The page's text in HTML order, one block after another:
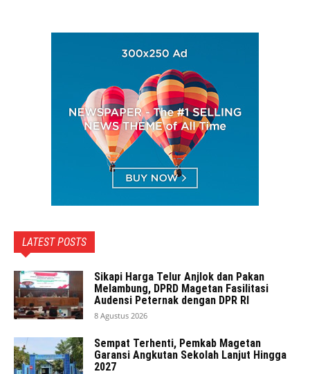
LATEST POSTS
Sikapi Harga Telur Anjlok dan Pakan
Melambung, DPRD Magetan Fasilitasi
Audensi Peternak dengan DPR RI
8 Agustus 2026
Sempat Terhenti, Pemkab Magetan
Garansi Angkutan Sekolah Lanjut Hingga
2027